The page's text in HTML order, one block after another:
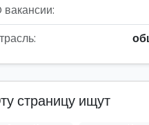
вакансии:
страницу ищут